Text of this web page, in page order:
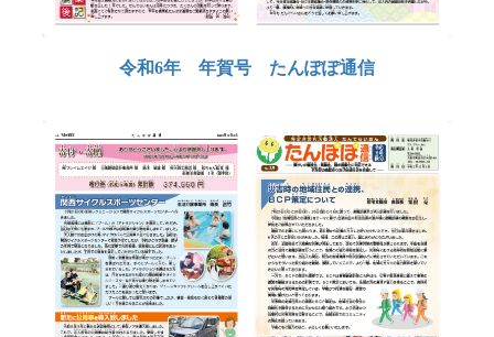
令和6年 年賀号 たんぽぽ通信